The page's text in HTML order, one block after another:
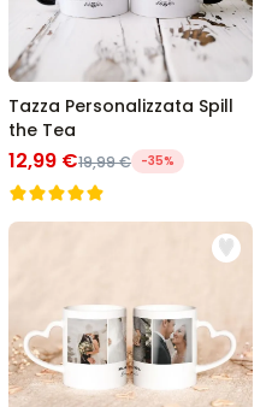
Tazza Personalizzata Spill
the Tea
12,99 €19,99 € -35%